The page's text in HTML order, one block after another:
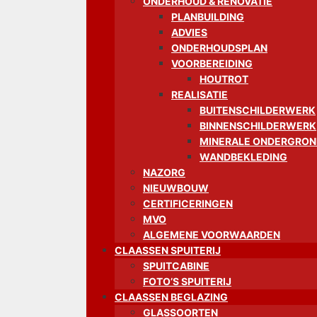
PLANBUILDING
ADVIES
ONDERHOUDSPLAN
VOORBEREIDING
HOUTROT
REALISATIE
BUITENSCHILDERWERK
BINNENSCHILDERWERK
MINERALE
WANDBEKLEDING
NAZORG
NIEUWBOUW
CERTIFICERINGEN
MVO
ALGEMENE VOORWAARDEN
CLAASSEN SPUITERIJ
SPUITCABINE
FOTO’S SPUITERIJ
CLAASSEN BEGLAZING
GLASSOORTEN